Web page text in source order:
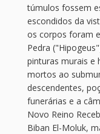
túmulos fossem
escondidos da
os corpos foram
Pedra
pinturas murais e
mortos ao
descendentes,
funerárias e a
Novo Reino
Biban El-Moluk,